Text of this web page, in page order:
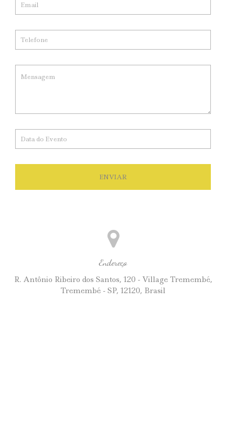
ENVIAR
Endereço
R. Antônio Ribeiro dos Santos, 120 - Village Tremembé,
Tremembé - SP, 12120, Brasil